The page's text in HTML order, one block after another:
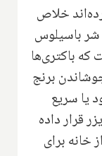
خلاص
باسیلوس
باکتری‌ها
برنج
یا سریع
قرار داده
خانه برای